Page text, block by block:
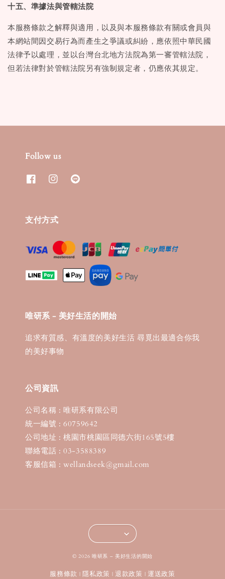
十五、準據法與管轄法院
本服務條款之解釋與適用，以及與本服務條款有關或會員與
本網站間因交易行為而產生之爭議或糾紛，應依照中華民國
法律予以處理，並以台灣台北地方法院為第一審管轄法院，
但若法律對於管轄法院另有強制規定者，仍應依其規定。
Follow us
支付方式
唯研系 - 美好生活的開始
追求有質感、有溫度的美好生活 尋覓出最適合你我
的美好事物
公司資訊
公司名稱 : 唯研系有限公司
統一編號 : 60759642
公司地址 : 桃園市桃園區同德六街165號5樓
聯絡電話 : 03-3588389
客服信箱 : wellandseek@gmail.com
© 2026 唯研系 – 美好生活的開始
服務條款 | 隱私政策 |退款政策 | 運送政策